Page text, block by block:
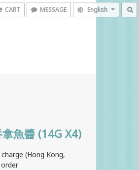
CART MESSAGE English
魚醬 (14G X4)
(Hong Kong,